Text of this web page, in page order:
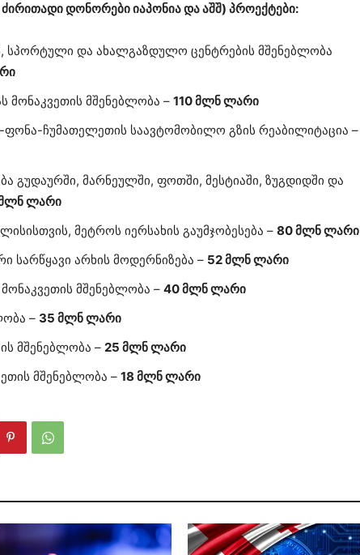
ძირითადი დონორები იაპონია და აშშ) პროექტები:
სპორტული და ახალგაზდულო ცენტრების მშენებლობა
მონაკვეთის მშენებლობა – 110 მლნ ლარი
ჩუმათელეთის საავტომობილო გზის რეაბილიტაცია –
გუდაურში, მარნეულში, ფოთში, მესტიაში, ზუგდიდში და
ლარი
მეტროს იერსახის გაუმჯობესება – 80 მლნ ლარი
სარწყავი არხის მოდერნიზება – 52 მლნ ლარი
მშენებლობა – 40 მლნ ლარი
– 35 მლნ ლარი
მშენებლობა – 25 მლნ ლარი
მშენებლობა – 18 მლნ ლარი